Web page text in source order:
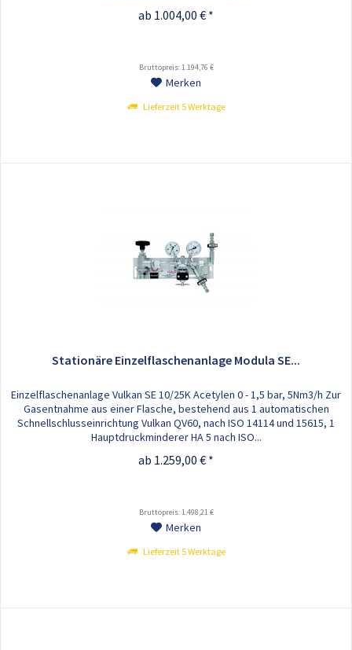
ab 1.004,00 € *
Bruttopreis: 1.194,76 €
Merken
Lieferzeit 5 Werktage
Stationäre Einzelflaschenanlage Modula SE...
Einzelflaschenanlage Vulkan SE 10/25K Acetylen 0 - 1,5 bar, 5Nm3/h Zur
Gasentnahme aus einer Flasche, bestehend aus 1 automatischen
Schnellschlusseinrichtung Vulkan QV60, nach ISO 14114 und 15615, 1
Hauptdruckminderer HA 5 nach ISO...
ab 1.259,00 € *
Bruttopreis: 1.498,21 €
Merken
Lieferzeit 5 Werktage